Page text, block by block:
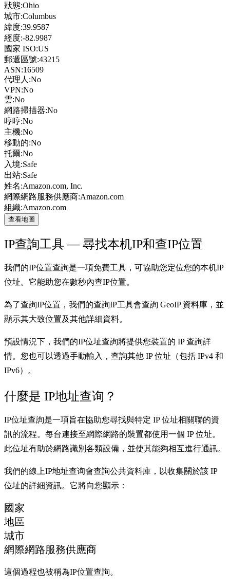
狀態:Ohio
城市:Columbus
緯度:39.9587
經度:-82.9987
國家 ISO:US
郵遞區號:43215
ASN:16509
代理人:No
VPN:No
雲:No
網路掃描器:No
哼哼:No
主機:No
移動的:No
托爾:No
入境:Safe
出站:Safe
姓名:Amazon.com, Inc.
網際網路服務供應商:Amazon.com
組織:Amazon.com
查看地圖
IP查詢工具 — 尋找本机IP和查IP位置
我們的IP位置查詢是一項免費工具，可協助您定位您的本机IP
位址。它能助您在數秒內查IP位置。
為了查詢IP位置，我們的查詢IP工具會查詢 GeoIP 資料庫，並
顯示其大致位置及其他詳細資料。
預設情況下，我們的IP位址查詢將提供您裝置的 IP 查詢詳
情。您也可以透過手動輸入，查詢其他 IP 位址（包括 IPv4 和
IPv6）。
什麼是 IP地址查询？
IP位址查詢是一項旨在協助您尋找與特定 IP 位址相關聯的資
訊的流程。每台連接至網際網路的裝置都使用一個 IP 位址。
此位址有助於網路識別各類設備，並使其能夠相互進行通訊。
我們的線上IP地址查询會查詢公共資料庫，以收集關於該 IP
位址的詳細資訊。它將向您顯示：
國家
地區
城市
網際網路服務供應商
這個過程也被稱為IP位置查詢。